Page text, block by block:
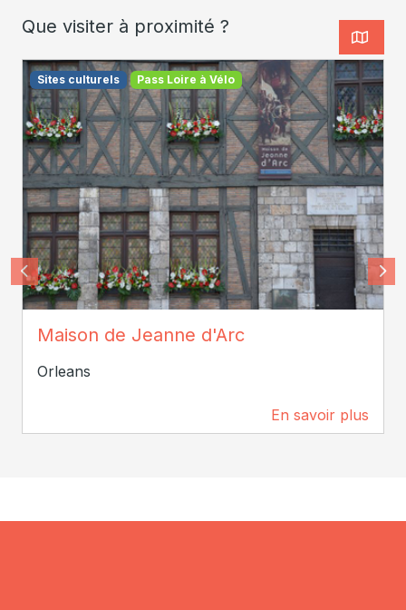
Que visiter à proximité ?
Sites culturels Pass Loire à Vélo
Maison de Jeanne d'Arc
Orleans
En savoir plus